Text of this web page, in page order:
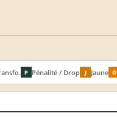
P Pénalité / Drop J Jaune O